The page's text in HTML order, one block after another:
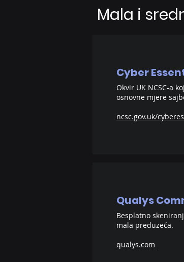
Mala i
Cyber
Okvir UK NCSC-a
osnovne mjere
ncsc.gov.uk/
Qualys
Besplatno
mala preduzeća.
qualys.com